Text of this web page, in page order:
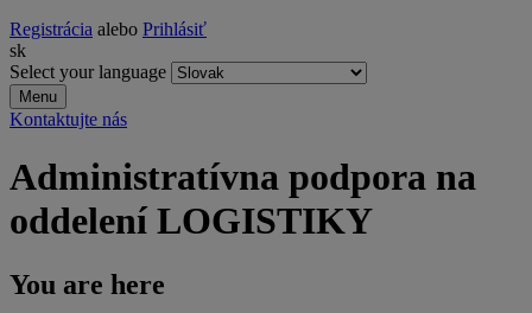
Registrácia alebo Prihlásiť
sk
Select your language
Menu
Kontaktujte nás
Administratívna podpora na
oddelení LOGISTIKY
You are here